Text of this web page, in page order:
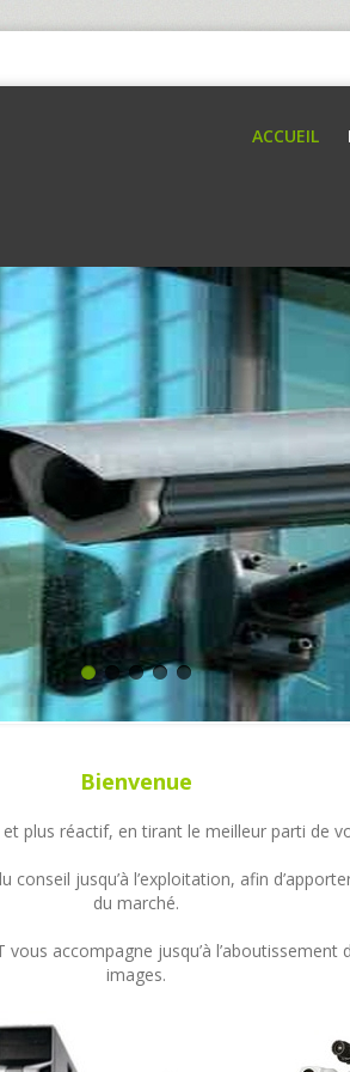
ACCUEIL
Bienvenue
plus réactif, en tirant le meilleur parti de
conseil jusqu’à l’exploitation, afin
du marché.
vous accompagne jusqu’à
images.